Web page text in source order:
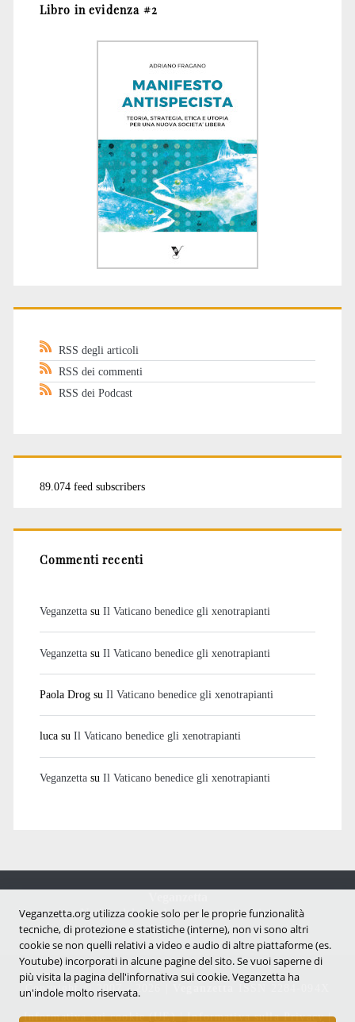
Libro in evidenza #2
RSS degli articoli
RSS dei commenti
RSS dei Podcast
89.074 feed subscribers
Commenti recenti
Veganzettasu Il Vaticano benedice gli xenotrapianti
Veganzettasu Il Vaticano benedice gli xenotrapianti
Paola Drogsu Il Vaticano benedice gli xenotrapianti
lucasu Il Vaticano benedice gli xenotrapianti
Veganzettasu Il Vaticano benedice gli xenotrapianti
Notizie dal mondo vegan e antispecista
Copyright © 2007 - 2026 |
Informativa sui cookie (UE)|Informativa sulla Privacy|
Veganzetta.org utilizza cookie solo per le proprie funzionalità
tecniche, di protezione e statistiche (interne), non vi sono altri
cookie se non quelli relativi a video e audio di altre piattaforme (es.
Youtube) incorporati in alcune pagine del sito. Se vuoi saperne di
più visita la pagina dell'infornativa sui cookie. Veganzetta ha
un'indole molto riservata.